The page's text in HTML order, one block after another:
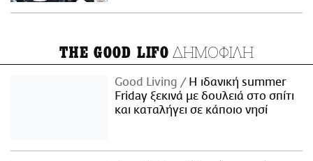
THE GOOD LIFO ΔΗΜΟΦΙΛΗ
Good Living
Η ιδανική summer
Friday ξεκινά με δουλειά στο σπίτι
και καταλήγει σε κάποιο νησί